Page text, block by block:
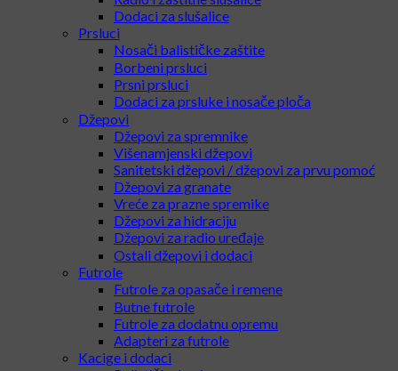
Dodaci za slušalice
Prsluci
Nosači balističke zaštite
Borbeni prsluci
Prsni prsluci
Dodaci za prsluke i nosače ploča
Džepovi
Džepovi za spremnike
Višenamjenski džepovi
Sanitetski džepovi / džepovi za prvu pomoć
Džepovi za granate
Vreće za prazne spremike
Džepovi za hidraciju
Džepovi za radio uređaje
Ostali džepovi i dodaci
Futrole
Futrole za opasače i remene
Butne futrole
Futrole za dodatnu opremu
Adapteri za futrole
Kacige i dodaci